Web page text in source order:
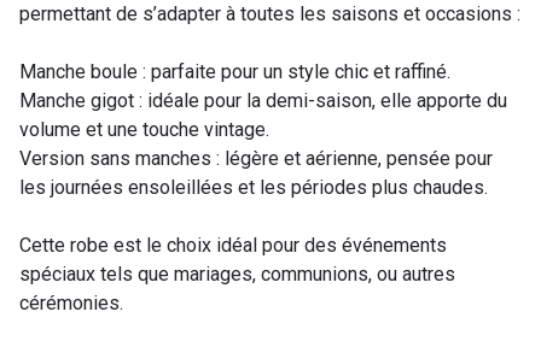
permettant de s’adapter à toutes les saisons et occasions :
Manche boule : parfaite pour un style chic et raffiné.
Manche gigot : idéale pour la demi-saison, elle apporte du
volume et une touche vintage.
Version sans manches : légère et aérienne, pensée pour
les journées ensoleillées et les périodes plus chaudes.
Cette robe est le choix idéal pour des événements
spéciaux tels que mariages, communions, ou autres
cérémonies.